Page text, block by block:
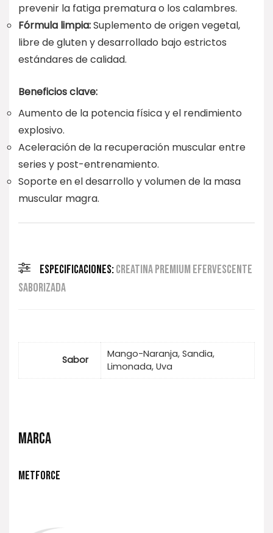
prevenir la fatiga prematura o los calambres.
Fórmula limpia:Suplemento de origen vegetal,
libre de gluten y desarrollado bajo estrictos
estándares de calidad.
Beneficios clave:
Aumento de la potencia física y el rendimiento
explosivo.
Aceleración de la recuperación muscular entre
series y post-entrenamiento.
Soporte en el desarrollo y volumen de la masa
muscular magra.
ESPECIFICACIONES:CREATINA PREMIUM EFERVESCENTE
SABORIZADA
Sabor
Mango-Naranja, Sandia,
Limonada, Uva
MARCA
METFORCE